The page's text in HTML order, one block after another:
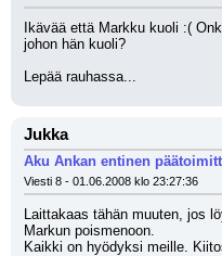
Ikävää että Markku kuoli :(
johon hän kuoli?
Lepää rauhassa...
Jukka
Aku Ankan entinen
Viesti 8 - 01.06.2008 klo 23:27:36
Laittakaas tähän muuten, jos
Markun poismenoon.
Kaikki on hyödyksi meille.